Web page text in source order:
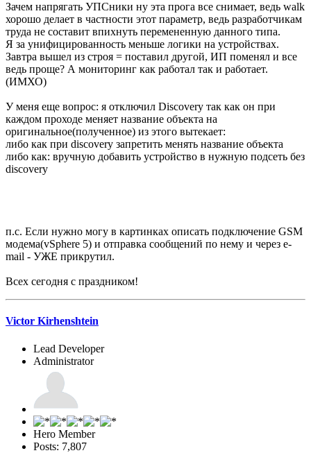
Зачем напрягать УПСники ну эта прога все снимает, ведь walk
хорошо делает в частности этот параметр, ведь разработчикам
труда не составит впихнуть перемененную данного типа.
Я за унифицированность меньше логики на устройствах.
Завтра вышел из строя = поставил другой, ИП поменял и все
ведь проще? А мониторинг как работал так и работает.
(ИМХО)
У меня еще вопрос: я отключил Discovery так как он при
каждом проходе меняет название объекта на
оригинальное(полученное) из этого вытекает:
либо как при discovery запретить менять название объекта
либо как: вручную добавить устройство в нужную подсеть без
discovery
п.с. Если нужно могу в картинках описать подключение GSM
модема(vSphere 5) и отправка сообщений по нему и через e-
mail - УЖЕ прикрутил.
Всех сегодня с праздником!
Victor Kirhenshtein
Lead Developer
Administrator
Hero Member
Posts: 7,807